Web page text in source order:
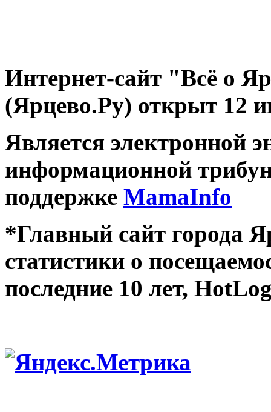
Интернет-сайт "Всё о
(Ярцево.Ру) открыт 12
Является электронной
информационной
поддержке MamaInfo
*Главный сайт города
статистики о
последние 10 лет,